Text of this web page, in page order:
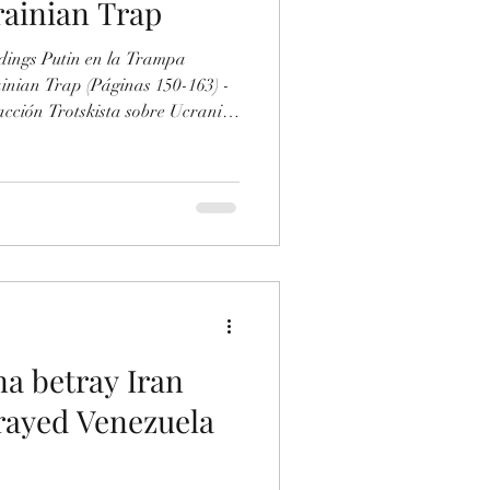
Trap
Trampa
Trap (Páginas 150-163) -
Trotskista sobre Ucrania
Tercera Parte El Declive
betray Iran
Venezuela